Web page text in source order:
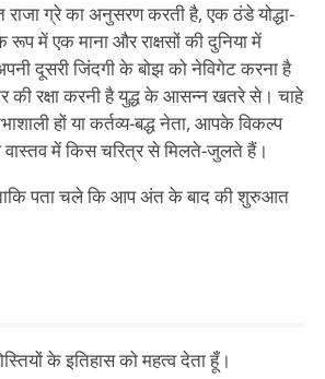
ग्रे का अनुसरण करती है, एक ठंडे योद्धा-
रूप में एक माना और राक्षसों की दुनिया में
दूसरी जिंदगी के बोझ को नेविगेट करना है
की रक्षा करनी है युद्ध के आसन्न खतरे से। चाहे
हों या कर्तव्य-बद्ध नेता, आपके विकल्प
में किस चरित्र से मिलते-जुलते हैं।
पता चले कि आप अंत के बाद की शुरुआत
के इतिहास को महत्व देता हूँ।